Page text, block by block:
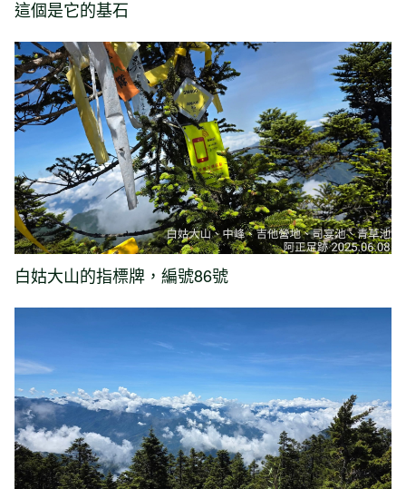
這個是它的基石
白姑大山的指標牌，編號86號